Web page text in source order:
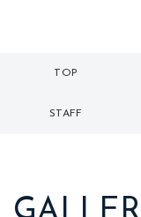
TOP
トップ
STAFF